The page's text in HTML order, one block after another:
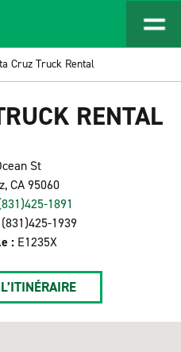
Cruz Truck Rental
RENTAL
St
CA 95060
1891
(831)425-1939
: E1235X